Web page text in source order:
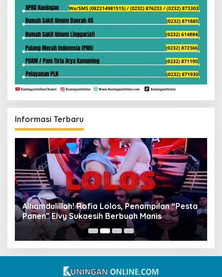
Informasi Terbaru
Alhamdulillah! Rofia Lolos, Penampilan “Pesta
Panen” Elvy Sukaesih Berbuah Manis